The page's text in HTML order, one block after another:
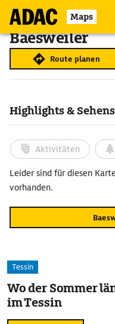
Maps
Baesweiler
Route planen
Highlights &
Aktivitäten
Leider sind für diesen
vorhanden.
Tessin
Wo der Sommer
im Tessin